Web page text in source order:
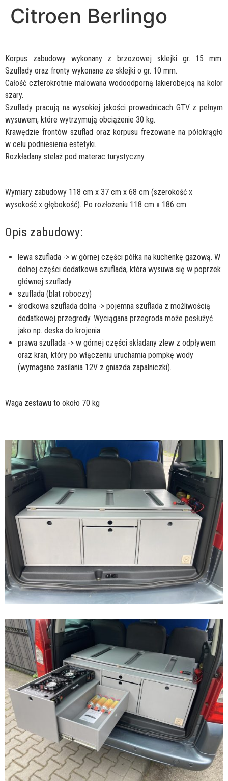
Citroen Berlingo
Korpus zabudowy wykonany z brzozowej sklejki gr. 15 mm.
Szuflady oraz fronty wykonane ze sklejki o gr. 10 mm.
Całość czterokrotnie malowana wodoodporną lakierobejcą na kolor
szary.
Szuflady pracują na wysokiej jakości prowadnicach GTV z pełnym
wysuwem, które wytrzymują obciążenie 30 kg.
Krawędzie frontów szuflad oraz korpusu frezowane na półokrągło
w celu podniesienia estetyki.
Rozkładany stelaż pod materac turystyczny.
Wymiary zabudowy 118 cm x 37 cm x 68 cm (szerokość x
wysokość x głębokość). Po rozłożeniu 118 cm x 186 cm.
Opis zabudowy:
lewa szuflada -> w górnej części półka na kuchenkę gazową. W
dolnej części dodatkowa szuflada, która wysuwa się w poprzek
głównej szuflady
szuflada (blat roboczy)
środkowa szuflada dolna -> pojemna szuflada z możliwością
dodatkowej przegrody. Wyciągana przegroda może posłużyć
jako np. deska do krojenia
prawa szuflada -> w górnej części składany zlew z odpływem
oraz kran, który po włączeniu uruchamia pompkę wody
(wymagane zasilania 12V z gniazda zapalniczki).
Waga zestawu to około 70 kg